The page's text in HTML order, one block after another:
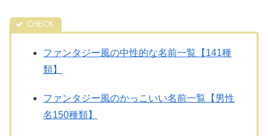
ファンタジー風の中性的な名前一覧【141種
類】
ファンタジー風のかっこいい名前一覧【男性
名150種類】